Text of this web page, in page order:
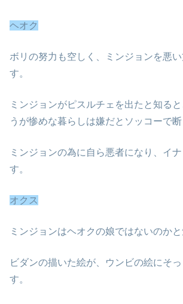
ヘオク
ボリの努力も空しく、ミンジョンを悪
す。
ミンジョンがピスルチェを出たと知る
うが惨めな暮らしは嫌だとソッコーで断
ミンジョンの為に自ら悪者になり、イ
す。
オクス
ミンジョンはヘオクの娘ではないのかと
ビダンの描いた絵が、ウンビの絵にそ
す。